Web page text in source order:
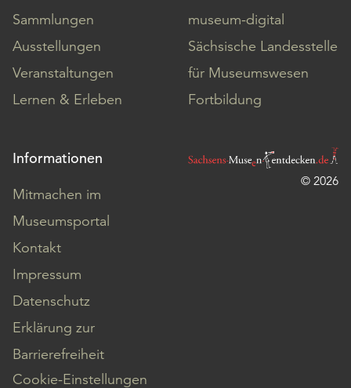
Sammlungen
Ausstellungen
Veranstaltungen
Lernen & Erleben
museum-digital
Sächsische Landesstelle
für Museumswesen
Fortbildung
Informationen
Mitmachen im
Museumsportal
Kontakt
Impressum
Datenschutz
Erklärung zur
Barrierefreiheit
Cookie-Einstellungen
© 2026